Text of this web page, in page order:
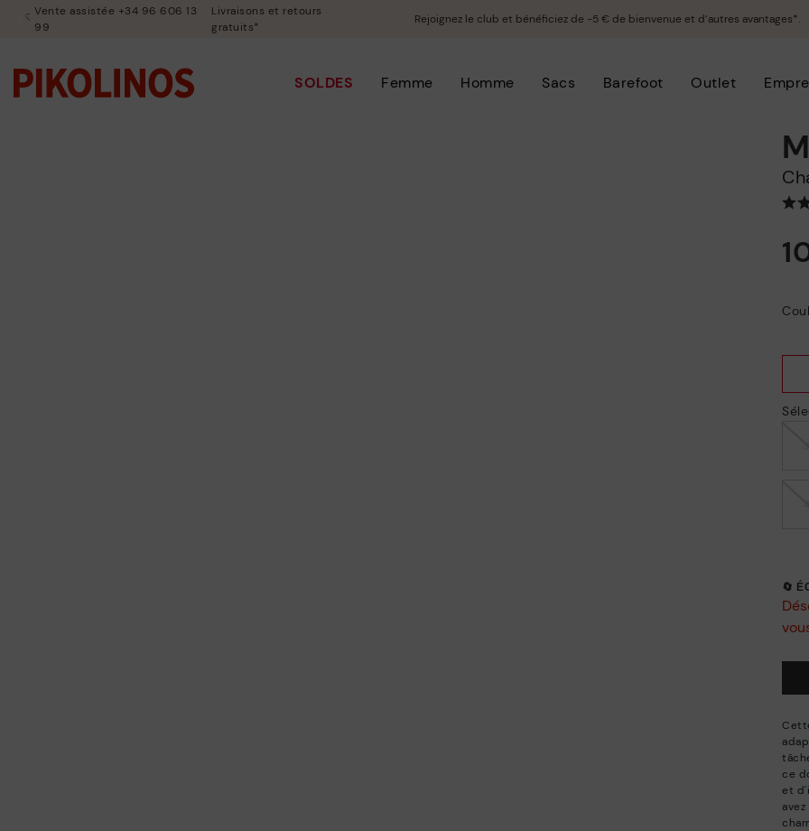
Vente assistée +34 96 606 13
99
Livraisons et retours
gratuits*
Rejoignez le club et bénéficiez de -5 € de bienvenue et d’autres avantages*.
SOLDES Femme Homme Sacs Barefoot Outlet
🔄
ce
et